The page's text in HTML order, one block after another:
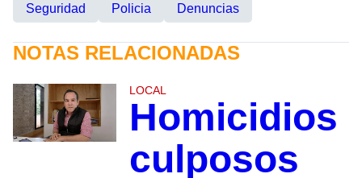
Seguridad Policia Denuncias
NOTAS RELACIONADAS
LOCAL
Homicidios
culposos